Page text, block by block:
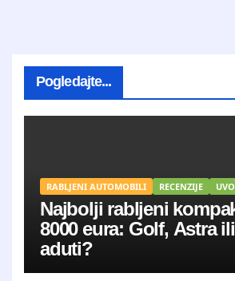
Pogledajte...
RABLJENI AUTOMOBILI RECENZIJE
Najbolji rabljeni
8000 eura: Golf, Astra
aduti?